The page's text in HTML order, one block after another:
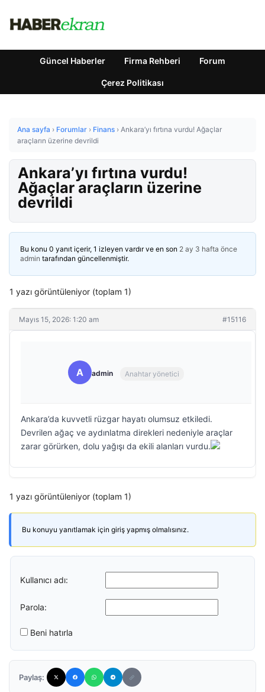
Güncel Haberler Firma Rehberi Forum
Çerez Politikası
Ana sayfa › Forumlar › Finans › Ankara’yı fırtına vurdu! Ağaçlar
araçların üzerine devrildi
Ankara’yı fırtına vurdu!
Ağaçlar araçların üzerine
devrildi
Bu konu 0 yanıt içerir, 1 izleyen vardır ve en son 2 ay 3 hafta önce
admin tarafından güncellenmiştir.
1 yazı görüntüleniyor (toplam 1)
Mayıs 15, 2026: 1:20 am #15116
A admin Anahtar yönetici
Ankara’da kuvvetli rüzgar hayatı olumsuz etkiledi.
Devrilen ağaç ve aydınlatma direkleri nedeniyle araçlar
zarar görürken, dolu yağışı da ekili alanları vurdu.
1 yazı görüntüleniyor (toplam 1)
Bu konuyu yanıtlamak için giriş yapmış olmalısınız.
Kullanıcı adı:
Parola:
Beni hatırla
Paylaş: